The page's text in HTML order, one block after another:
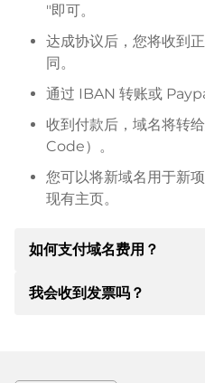
"即可。
达成协议后，您将收到
同。
通过 IBAN 转账或
收到付款后，域名将转
Code）。
您可以将新域名用于新
现有主页。
如何支付域名费用？
达成协议后，房东将通知
我会收到发票吗？